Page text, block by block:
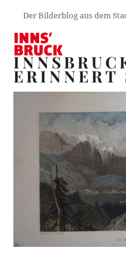
Der Bilderblog aus dem
ERINNERT